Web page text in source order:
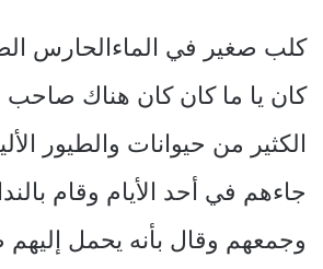
كلب صغير في الماءالحارس
كان يا ما كان كان هناك
الكثير من حيوانات والطيور
جاءهم في أحد الأيام وقام
وجمعهم وقال بأنه يحمل